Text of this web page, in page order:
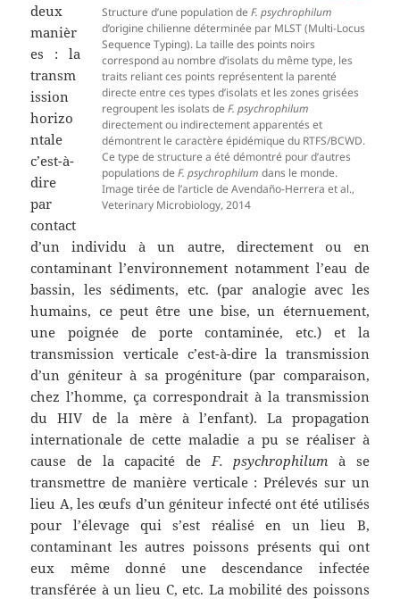
Structure d’une population de F. psychrophilum
d’origine chilienne déterminée par MLST (Multi-Locus
Sequence Typing). La taille des points noirs
correspond au nombre d’isolats du même type, les
traits reliant ces points représentent la parenté
directe entre ces types d’isolats et les zones grisées
regroupent les isolats de F. psychrophilum
directement ou indirectement apparentés et
démontrent le caractère épidémique du RTFS/BCWD.
Ce type de structure a été démontré pour d’autres
populations de F. psychrophilum dans le monde.
Image tirée de l’article de Avendaño-Herrera et al.,
Veterinary Microbiology, 2014
deux
manièr
es : la
transm
ission
horizo
ntale
c’est-à-
dire
par
contact
d’un individu à un autre, directement ou en
contaminant l’environnement notamment l’eau de
bassin, les sédiments, etc. (par analogie avec les
humains, ce peut être une bise, un éternuement,
une poignée de porte contaminée, etc.) et la
transmission verticale c’est-à-dire la transmission
d’un géniteur à sa progéniture (par comparaison,
chez l’homme, ça correspondrait à la transmission
du HIV de la mère à l’enfant). La propagation
internationale de cette maladie a pu se réaliser à
cause de la capacité de F. psychrophilum à se
transmettre de manière verticale : Prélevés sur un
lieu A, les œufs d’un géniteur infecté ont été utilisés
pour l’élevage qui s’est réalisé en un lieu B,
contaminant les autres poissons présents qui ont
eux même donné une descendance infectée
transférée à un lieu C, etc. La mobilité des poissons